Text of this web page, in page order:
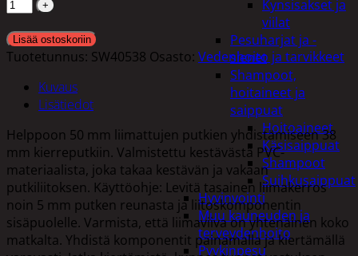
Kynsisakset ja
viilat
Pesuharjat ja -
sienet
Shampoot,
hoitaineet ja
saippuat
Hoitoaineet
Käsisaippuat
Shampoot
Suihkusaippuat
Hyvinvointi
Muu kauneuden ja
terveydenhoito
Pyykinpesu
Lisää ostoskoriin
Tuotetunnus: SW40538 Osasto: Vedenhoito ja tarvikkeet
Kuvaus
Lisätiedot
Helppoon 50 mm liimattujen putkien yhdistämiseen 38
mm kierreputkiin. Valmistettu kestävästä PVC-
materiaalista, joka takaa kestävän ja vakaan
putkiliitoksen. Käyttöohje: Levitä tasainen liimakerros
noin 5 mm putken reunasta ja liitoskomponentin
sisäpuolelle. Varmista, että liimaviiva on yhtenäinen koko
matkalta. Yhdistä komponentit painamalla ja kiertämällä